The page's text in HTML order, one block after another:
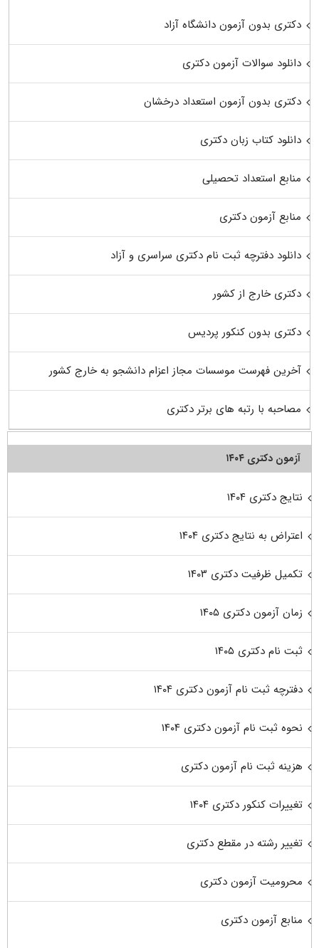
دکتری بدون آزمون دانشگاه آزاد
دانلود سوالات آزمون دکتری
دکتری بدون آزمون استعداد درخشان
دانلود کتاب زبان دکتری
منابع استعداد تحصیلی
منابع آزمون دکتری
دانلود دفترچه ثبت نام دکتری سراسری و آزاد
دکتری خارج از کشور
دکتری بدون کنکور پردیس
آخرین فهرست موسسات مجاز اعزام دانشجو به خارج کشور
مصاحبه با رتبه های برتر دکتری
آزمون دکتری ۱۴۰۴
نتایج دکتری ۱۴۰۴
اعتراض به نتایج دکتری ۱۴۰۴
تکمیل ظرفیت دکتری ۱۴۰۳
زمان آزمون دکتری ۱۴۰۵
ثبت نام دکتری ۱۴۰۵
دفترچه ثبت نام آزمون دکتری ۱۴۰۴
نحوه ثبت نام آزمون دکتری ۱۴۰۴
هزینه ثبت نام آزمون دکتری
تغییرات کنکور دکتری ۱۴۰۴
تغییر رشته در مقطع دکتری
محرومیت آزمون دکتری
منابع آزمون دکتری